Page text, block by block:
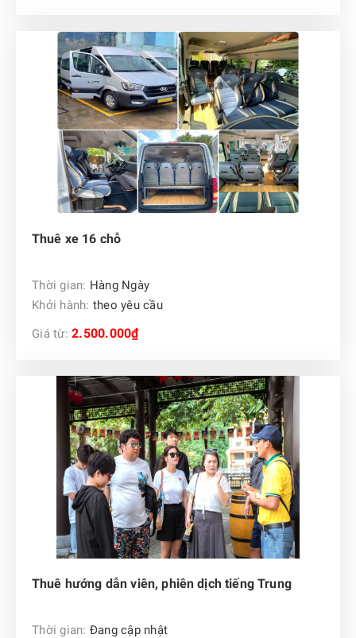
Thuê xe 16 chỗ
Thời gian: Hàng Ngày
Khởi hành: theo yêu cầu
Giá từ: 2.500.000₫
Thuê hướng dẫn viên, phiên dịch tiếng Trung
Thời gian: Đang cập nhật